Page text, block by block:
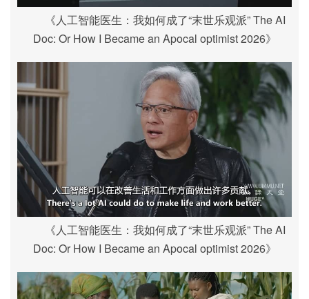
《人工智能医生：我如何成了“末世乐观派” The AI
Doc: Or How I Became an Apocal optimist 2026》
《人工智能医生：我如何成了“末世乐观派” The AI
Doc: Or How I Became an Apocal optimist 2026》